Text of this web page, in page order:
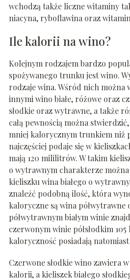
wchodzą także liczne witaminy
niacyna, ryboflawina oraz
Ile kalorii na wino?
Kolejnym rodzajem bardzo
spożywanego trunku jest wino.
rodzaje wina. Wśród nich można
innymi wino białe, różowe oraz
słodkie oraz wytrawne, a także
całą pewnością można
mniej kalorycznym trunkiem niż
najczęściej podaje się w
mają 120 mililitrów. W takim
o wytrawnym charakterze można
kieliszku wina białego o
znaleźć podobną ilość, która
kaloryczne są wina półwytrawne
półwytrawnym białym winie
czerwonym winie półsłodkim
kaloryczność posiadają natomiast
Czerwone słodkie wino zawiera
kalorii, a kieliszek białego